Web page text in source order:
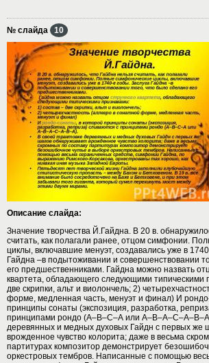
№ слайда 10
Описание слайда:
Значение творчества Й.Гайдна. В 20 в.
считать, как полагали ранее, отцом симфонии.
циклы, включавшие менуэт, создавались уже в
Гайдна –в подытоживании и совершенствовании
его предшественниками. Гайдна можно назвать
квартета, обладающего следующими типическими
две скрипки, альт и виолончель; 2)
форме, медленная часть, менуэт и финал) И
принципы сонаты (экспозиция, разработка,
принципами рондо (А–В–С–А или
деревянных и медных духовых Гайдн с первых же
врожденное чувство колорита; даже в весьма
партитурах композитор демонстрирует
оркестровых тембров. Написанные с помощью